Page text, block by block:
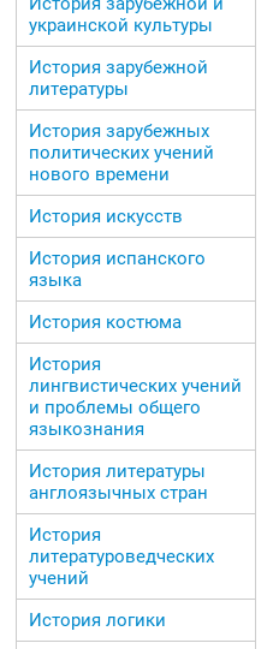
украинской культуры
История зарубежной
литературы
История зарубежных
политических учений
нового времени
История искусств
История испанского
языка
История костюма
История
лингвистических учений
и проблемы общего
языкознания
История литературы
англоязычных стран
История
литературоведческих
учений
История логики